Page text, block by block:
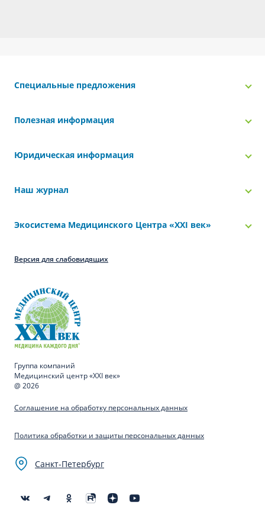
Специальные предложения
Полезная информация
Юридическая информация
Наш журнал
Экосистема Медицинского Центра «‎XXI век»
Версия для слабовидящих
Группа компаний
Медицинский центр «XXI век»
@ 2026
Соглашение на обработку персональных данных
Политика обработки и защиты персональных данных
Санкт-Петербург